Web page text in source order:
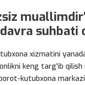
suhbati
xizmatini
keng targ'ib qilish
kutubxona